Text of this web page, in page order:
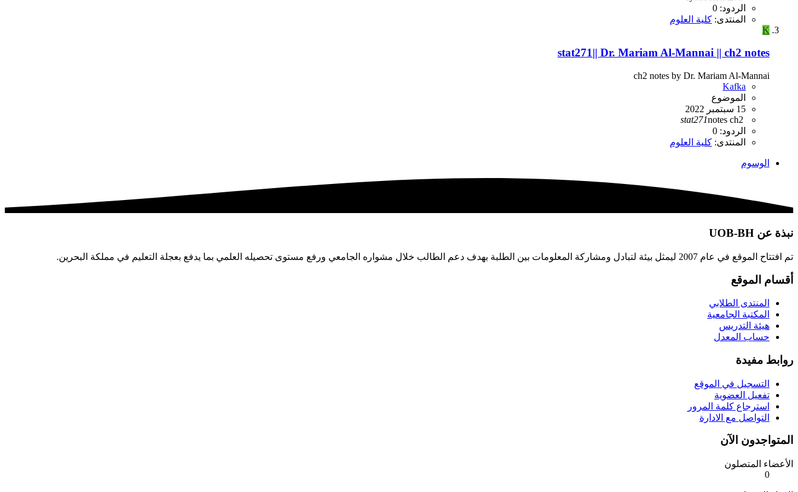
الردود: 0
المنتدى: كلية العلوم
K
stat271|| Dr. Mariam Al-Mannai || ch2 notes
ch2 notes by Dr. Mariam Al-Mannai
Kafka
الموضوع
15 سبتمبر 2022
ch2
notes
stat271
الردود: 0
المنتدى: كلية العلوم
الوسوم
نبذة عن UOB-BH
تم افتتاح الموقع في عام 2007 ليمثل بيئة لتبادل ومشاركة المعلومات بين الطلبة بهدف دعم الطالب خلال مشواره الجامعي ورفع مستوى تحصيله العلمي بما يدفع بعجلة التعليم في مملكة البحرين.
أقسام الموقع
المنتدى الطلابي
المكتبة الجامعية
هيئة التدريس
حساب المعدل
روابط مفيدة
التسجيل في الموقع
تفعيل العضوية
استرجاع كلمة المرور
التواصل مع الادارة
المتواجدون الآن
الأعضاء المتصلون
0